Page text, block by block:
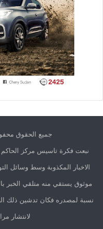
جميع الحقوق محفوظة
نبعت فكرة تاسيس مركز
الاخبار المكذوبة وسط وسائل
موثوق يستقي منه متلقي الخبر
نسبة لمصدره فكان تدشين ذلك
لانتشار